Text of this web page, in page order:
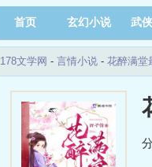
首页 玄幻小说 武
178文学网 - 言情小说 - 花醉满堂